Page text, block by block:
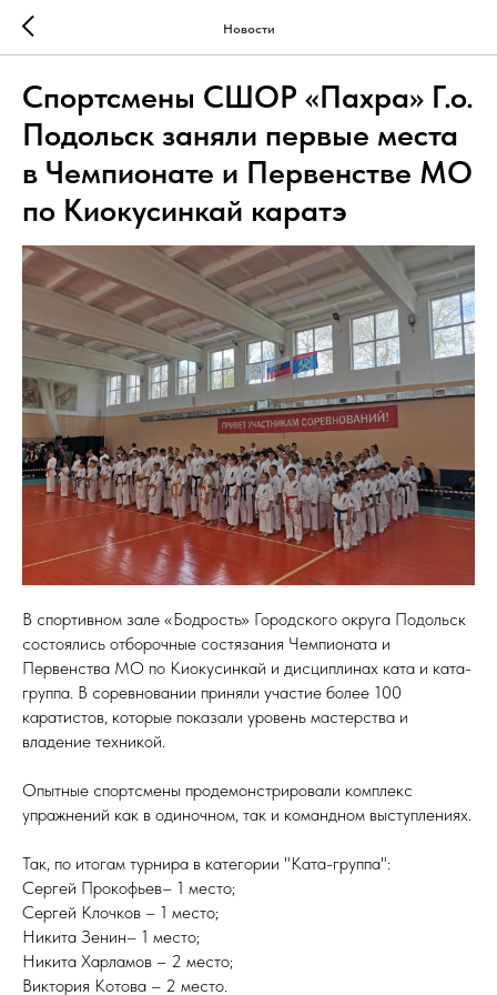
Новости
Спортсмены СШОР «Пахра» Г.о.
Подольск заняли первые места
в Чемпионате и Первенстве МО
по Киокусинкай каратэ
В спортивном зале «Бодрость» Городского округа Подольск
состоялись отборочные состязания Чемпионата и
Первенства МО по Киокусинкай и дисциплинах ката и ката-
группа. В соревновании приняли участие более 100
каратистов, которые показали уровень мастерства и
владение техникой.
Опытные спортсмены продемонстрировали комплекс
упражнений как в одиночном, так и командном выступлениях.
Так, по итогам турнира в категории "Ката-группа":
Сергей Прокофьев– 1 место;
Сергей Клочков – 1 место;
Никита Зенин– 1 место;
Никита Харламов – 2 место;
Виктория Котова – 2 место.